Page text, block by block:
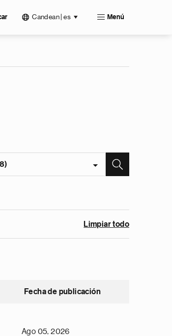
Candean | es Menú
Limpiar todo
Fecha de publicación
Ago 05, 2026